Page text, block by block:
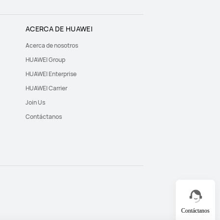
Contáctanos
ACERCA DE HUAWEI
Acerca de nosotros
HUAWEI Group
HUAWEI Enterprise
HUAWEI Carrier
Join Us
Contáctanos